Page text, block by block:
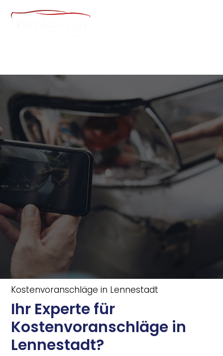
Kostenvoranschläge in Lennestadt
Ihr Experte für
Kostenvoranschläge in
Lennestadt?